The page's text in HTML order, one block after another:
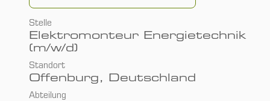
Stelle
Elektromonteur Energietechnik
(m/w/d)
Standort
Offenburg , Deutschland
Abteilung